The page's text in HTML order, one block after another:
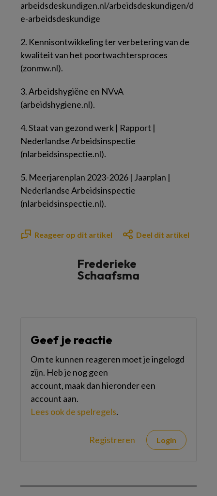
arbeidsdeskundigen.nl/arbeidsdeskundigen/d
e-arbeidsdeskundige
2. Kennisontwikkeling ter verbetering van de
kwaliteit van het poortwachtersproces
(zonmw.nl).
3.Arbeidshygiëne en NVvA
(arbeidshygiene.nl).
4.Staat van gezond werk | Rapport |
Nederlandse Arbeidsinspectie
(nlarbeidsinspectie.nl).
5. Meerjarenplan 2023-2026 | Jaarplan |
Nederlandse Arbeidsinspectie
(nlarbeidsinspectie.nl).
Reageer op dit artikel Deel dit artikel
Frederieke
Schaafsma
Geef je reactie
Om te kunnen reageren moet je ingelogd
zijn. Heb je nog geen
account, maak dan hieronder een
account aan.
Lees ook de spelregels.
Registreren Login